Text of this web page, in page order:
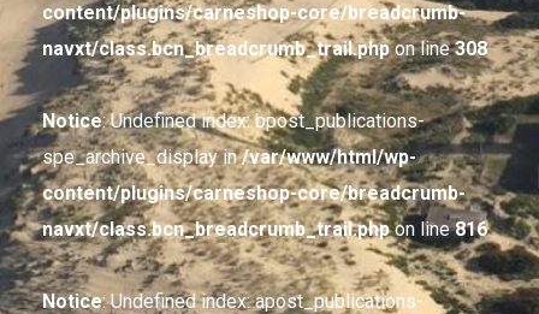
content/plugins/carneshop-core/breadcrumb-
navxt/class.bcn_breadcrumb_trail.phpon line308
Notice: Undefined index: bpost_publications-
spe_archive_display in/var/www/html/wp-
content/plugins/carneshop-core/breadcrumb-
navxt/class.bcn_breadcrumb_trail.phpon line816
Notice: Undefined index: apost_publications-